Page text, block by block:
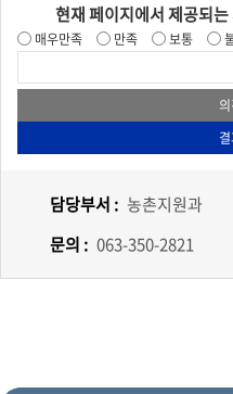
현재 페이지에서 제공되
매우만족 만족 보통
담당부서 : 농촌지원과
문의 : 063-350-2821